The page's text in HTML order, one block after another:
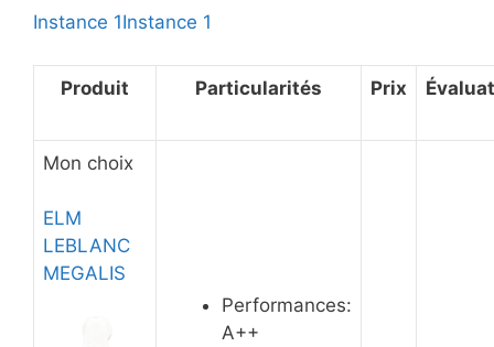
Instance 1Instance 1
Produit Particularités Prix
Mon choix
ELM
LEBLANC
MEGALIS
Performances:
A++